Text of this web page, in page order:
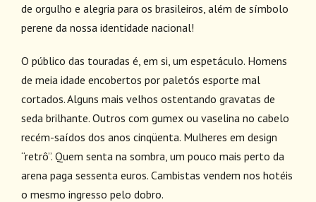
de orgulho e alegria para os brasileiros, além de símbolo
perene da nossa identidade nacional!
O público das touradas é, em si, um espetáculo. Homens
de meia idade encobertos por paletós esporte mal
cortados. Alguns mais velhos ostentando gravatas de
seda brilhante. Outros com gumex ou vaselina no cabelo
recém-saídos dos anos cinqüenta. Mulheres em design
“retrô”. Quem senta na sombra, um pouco mais perto da
arena paga sessenta euros. Cambistas vendem nos hotéis
o mesmo ingresso pelo dobro.